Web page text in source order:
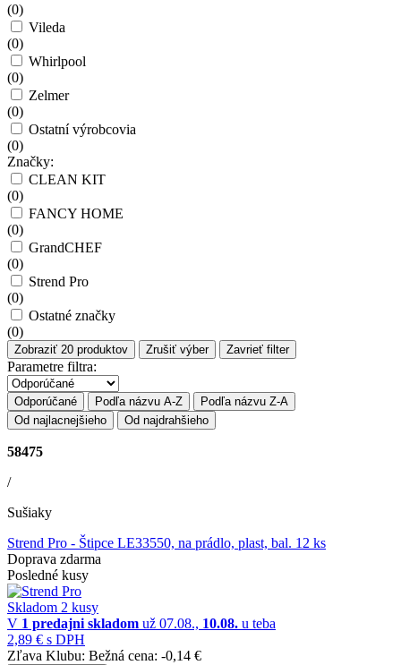
(0)
Vileda
(0)
Whirlpool
(0)
Zelmer
(0)
Ostatní výrobcovia
(0)
Značky:
CLEAN KIT
(0)
FANCY HOME
(0)
GrandCHEF
(0)
Strend Pro
(0)
Ostatné značky
(0)
Zobraziť 20 produktov Zrušiť výber Zavrieť filter
Parametre filtra:
Odporúčané Podľa názvu A-Z
Podľa názvu Z-A
Od najlacnejšieho
Od najdrahšieho
58475
/
Sušiaky
Strend Pro - Štipce LE33550, na prádlo, plast, bal. 12 ks
Doprava zdarma
Posledné kusy
Skladom 2 kusy
V 1 predajni skladom už 07.08., 10.08. u teba
2,89 € s DPH
Zľava Klubu: Bežná cena: -0,14 €